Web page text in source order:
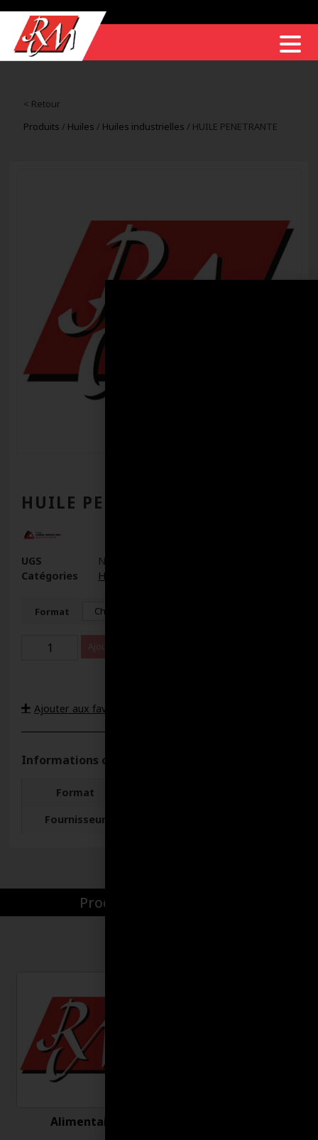
< Retour
Produits / Huiles / Huiles industrielles / HUILE PENETRANTE
HUILE PENETRANTE
UGS
N/D
Catégories
Huiles
Format
Ajouter au panier
Ajouter aux favoris
Informations complémentaires
Format
Fournisseur
Produits par catégories
Alimentaire